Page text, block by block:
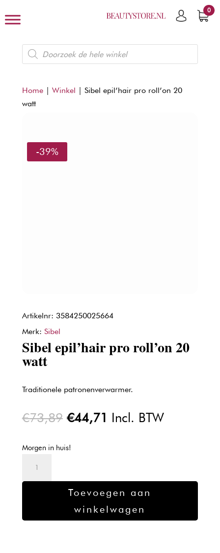
0
Producten
zoeken
Home| Winkel | Sibel epil’hair pro roll’on 20
watt
-39%
Artikelnr: 3584250025664
Merk: Sibel
Sibel epil’hair pro roll’on 20
watt
Traditionele patronenverwarmer.
€73,89 Oorspronkelijke
was:
€44,71 Huidige
Incl. BTW
Morgen in huis!
Toevoegen aan
winkelwagen